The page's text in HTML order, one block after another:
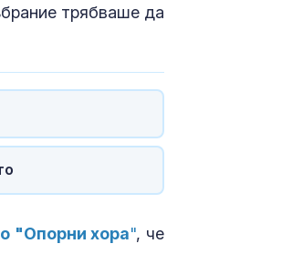
трябваше да
"Опорни хора", че